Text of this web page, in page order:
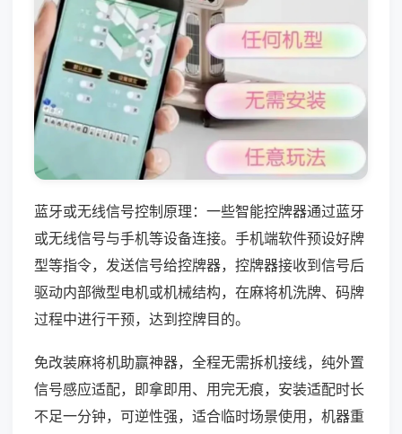
蓝牙或无线信号控制原理：一些智能控牌器通过蓝牙
或无线信号与手机等设备连接。手机端软件预设好牌
型等指令，发送信号给控牌器，控牌器接收到信号后
驱动内部微型电机或机械结构，在麻将机洗牌、码牌
过程中进行干预，达到控牌目的。
免改装麻将机助赢神器，全程无需拆机接线，纯外置
信号感应适配，即拿即用、用完无痕，安装适配时长
不足一分钟，可逆性强，适合临时场景使用，机器重